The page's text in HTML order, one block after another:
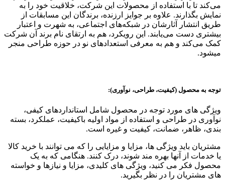
می‌کند تا با استفاده از محصولات این شرکت، خلاقیت خود را به
نمایش بگذارند. علاوه بر جوایز ارزنده، برندگان این مسابقات از
طریق انتشار آثارشان در شبکه‌های اجتماعی، به شهرت و اعتبار
بیشتری دست می‌یابند. این رویکرد، هم به ارتقای نام برند آن شرکت
کمک می‌کند و هم به معرفی استعدادهای نو در حوزه طراحی منجر
میشود.
توجه به محصول (کیفیت، طراحی، نوآوری):
ویژگی های مورد توجه در محصول شامل استانداردهای کیفی،
نوآوری در طراحی و استفاده از مواد اولیه باکیفیت، عملکرد، بسته
بندی، ظاهر، ضمانت، کیفیت و غیره است.
مشتریان باید ویژگی ها، مزایا و مزایایی را که می توانند با خرید کالا
یا خدمات از آنها بهره مند شوند، درک کنند. هنگامی که به یک
محصول فکر می کنید، ویژگی های کلیدی، مزایا و نیازها و خواسته
های مشتریان را در نظر بگیرید.